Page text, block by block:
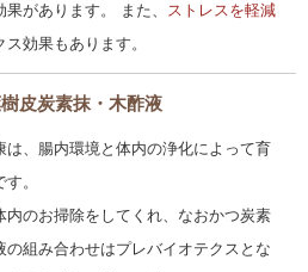
果があります。 また、 ストレスを軽減
ス効果もあります。
皮炭素抹・木酢液
は、腸内環境と体内の浄化によって育
。
内のお掃除をしてくれ、なおかつ炭素
の組み合わせはプレバイオテクスとな